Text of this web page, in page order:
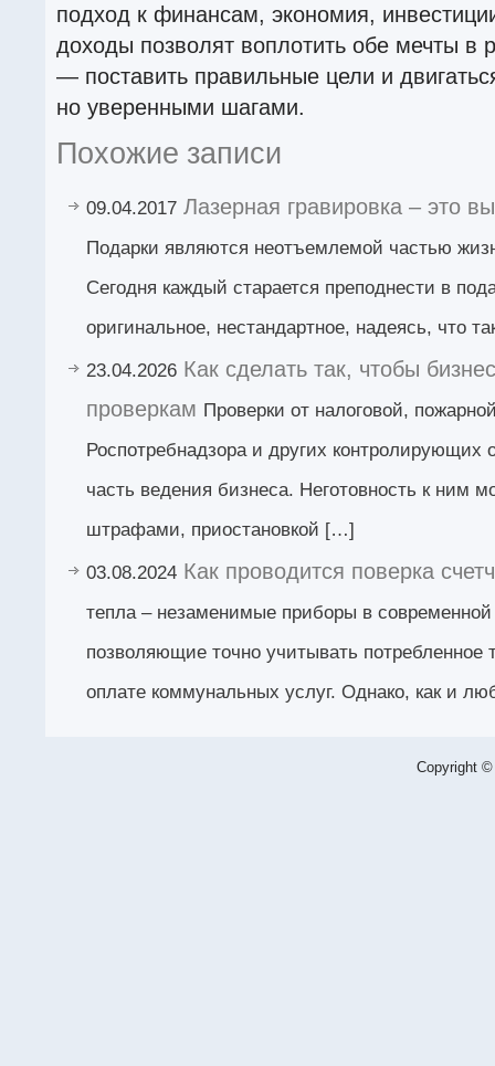
подход к финансам, экономия,
доходы позволят воплотить обе мечты в
— поставить правильные цели и
но уверенными шагами.
Похожие записи
09.04.2017 Лазерная гравировка – это
Подарки являются неотъемлемой частью
Сегодня каждый старается преподнести в
оригинальное, нестандартное, надеясь, что
23.04.2026 Как сделать так, чтобы
проверкам Проверки от налоговой,
Роспотребнадзора и других контролирующих
часть ведения бизнеса. Неготовность к ним
штрафами, приостановкой […]
03.08.2024 Как проводится поверка
тепла – незаменимые приборы в
позволяющие точно учитывать потребленное
оплате коммунальных услуг. Однако, как и
Copyright ©